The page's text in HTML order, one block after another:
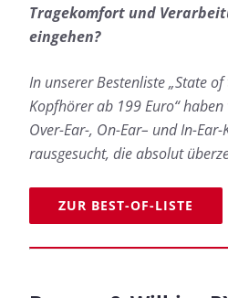
Tragekomfort und
eingehen?
In unserer Bestenliste „State
Kopfhörer ab 199 Euro“
Over-Ear-, On-Ear– und In-
rausgesucht, die absolut
ZUR BEST-OF-LISTE